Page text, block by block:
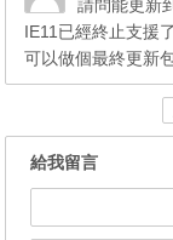
請問能更新
IE11已經終止支援
可以做個最終更新
給我留言